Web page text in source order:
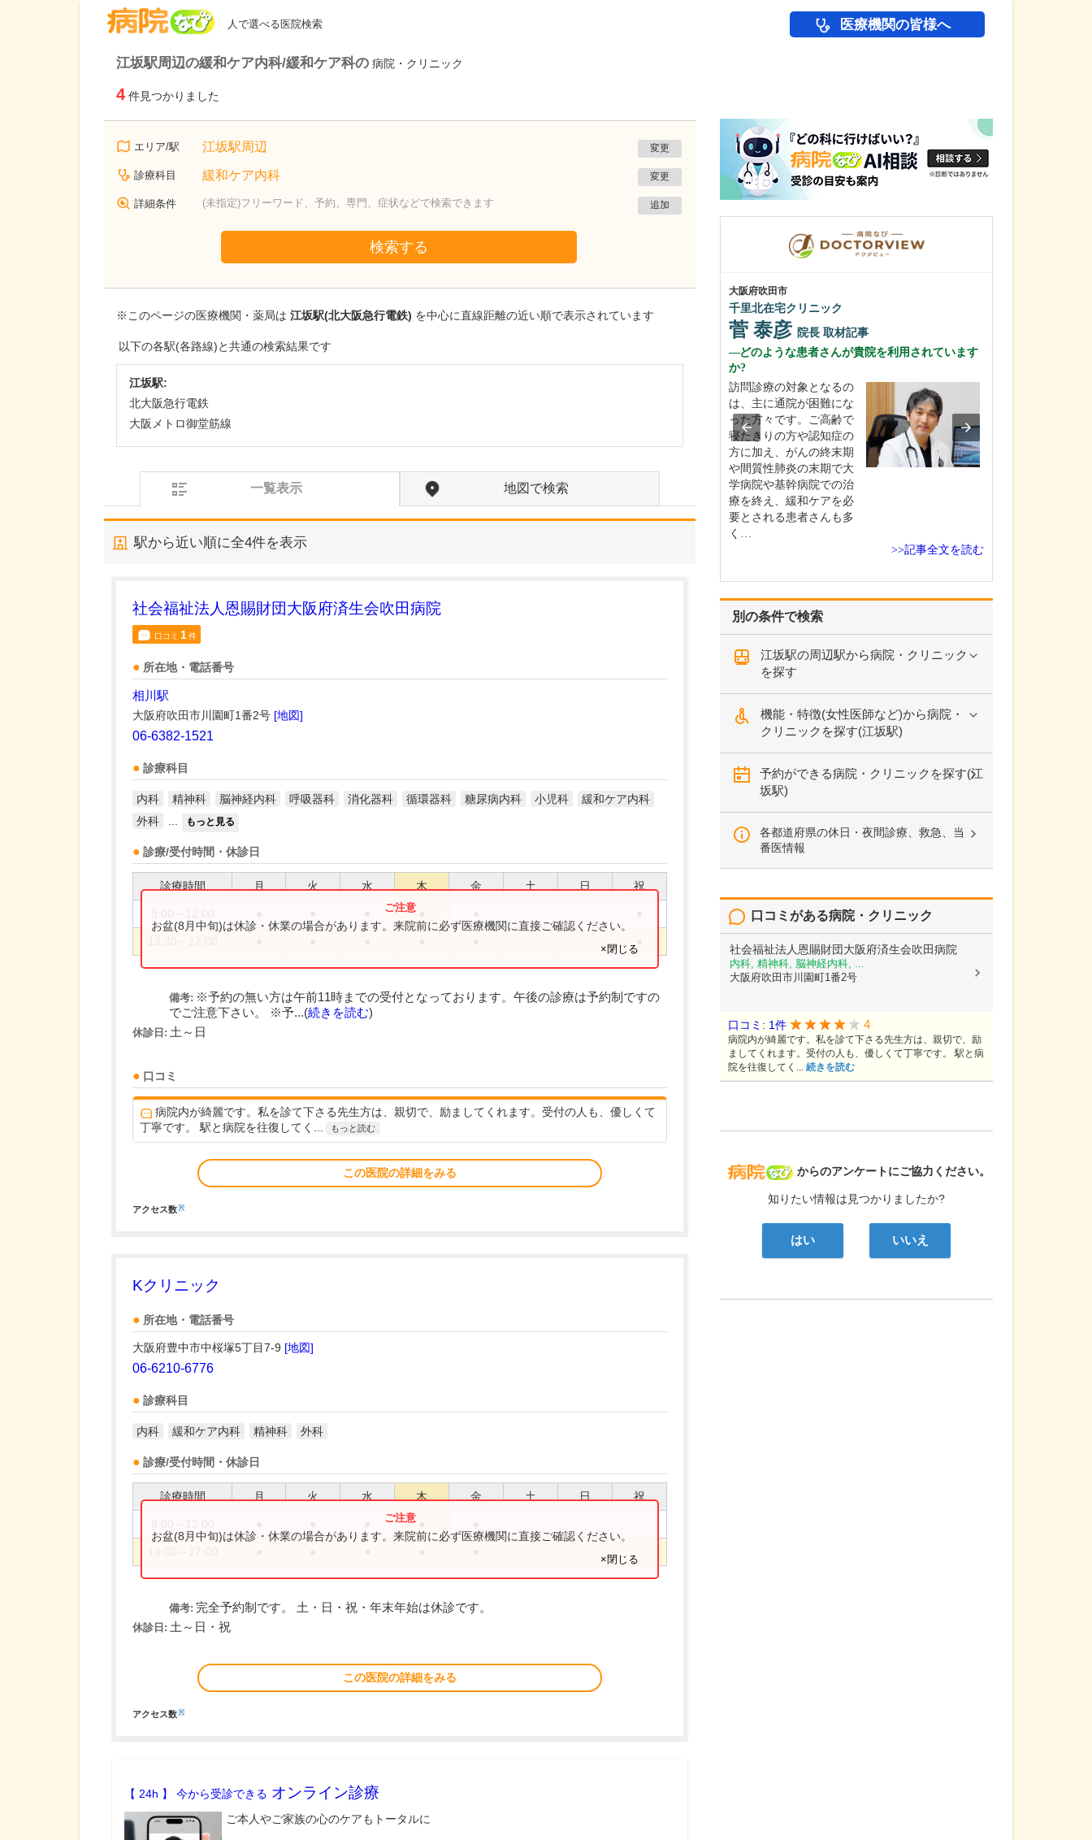
人で選べる医院検索 医療機関の皆様へ
江坂駅周辺の緩和ケア内科/緩和ケア科の 病院・クリニック
4 件見つかりました
エリア/駅 江坂駅周辺 変更
診療科目 緩和ケア内科 変更
詳細条件 (未指定)フリーワード、予約、専門、症状などで検索できます 追加
検索する
※このページの医療機関・薬局は 江坂駅(北大阪急行電鉄) を中心に直線距離の近い順で表示されています
以下の各駅(各路線)と共通の検索結果です
江坂駅:
北大阪急行電鉄
大阪メトロ御堂筋線
一覧表示 地図で検索
駅から近い順に全4件を表示
社会福祉法人恩賜財団大阪府済生会吹田病院
口コミ 1件
所在地・電話番号
相川駅
大阪府吹田市川園町1番2号 [地図]
06-6382-1521
診療科目
内科 精神科 脳神経内科 呼吸器科 消化器科 循環器科 糖尿病内科 小児科
緩和ケア内科
外科
もっと見る
診療/受付時間・休診日
診療時間 月 火 水 木 金 土 日 祝
お盆(8月中旬)は休診・休業の場合があります。来院前に必ず医療機関に直接ご確認ください。
×閉じる
備考: ※予約の無い方は午前11時までの受付となっております。午後の診療は予約制ですの
でご注意下さい。 ※予...(続きを読む)
休診日: 土～日
口コミ
病院内が綺麗です。私を診て下さる先生方は、親切で、励ましてくれます。受付の人も、優しくて
丁寧です。 駅と病院を往復してく...
もっと読む
この医院の詳細をみる
アクセス数※
Kクリニック
所在地・電話番号
大阪府豊中市中桜塚5丁目7-9 [地図]
06-6210-6776
診療科目
内科 緩和ケア内科 精神科 外科
診療/受付時間・休診日
診療時間 月 火 水 木 金 土 日 祝
お盆(8月中旬)は休診・休業の場合があります。来院前に必ず医療機関に直接ご確認ください。
×閉じる
備考: 完全予約制です。 土・日・祝・年末年始は休診です。
休診日: 土～日・祝
この医院の詳細をみる
アクセス数※
【 24h 】 今から受診できる オンライン診療
ご本人やご家族の心のケアもトータルに
別の条件で検索
江坂駅の周辺駅から病院・クリニック
を探す
機能・特徴(女性医師など)から病院・
クリニックを探す(江坂駅)
予約ができる病院・クリニックを探す(江
坂駅)
各都道府県の休日・夜間診療、救急、当
番医情報
病院なび
からのアンケートにご協力ください。
知りたい情報は見つかりましたか?
はい いいえ
口コミがある病院・クリニック
社会福祉法人恩賜財団大阪府済生会吹田病院
内科, 精神科, 脳神経内科, ...
大阪府吹田市川園町1番2号
口コミ: 1件 4
病院内が綺麗です。私を診て下さる先生方は、親切で、励
ましてくれます。受付の人も、優しくて丁寧です。 駅と病
院を往復してく... 続きを読む
大阪府吹田市
千里北在宅クリニック
菅 泰彦 院長 取材記事
どのような患者さんが貴院を利用されています
か?
訪問診療の対象となるの
は、主に通院が困難にな
った方々です。ご高齢で
寝たきりの方や認知症の
方に加え、がんの終末期
や間質性肺炎の末期で大
学病院や基幹病院での治
療を終え、緩和ケアを必
要とされる患者さんも多
く…
>>記事全文を読む
東京都世田谷区
いなみ内科クリニック
さい。
(笑)。 父は、診療以外の
場面でも地元の方から気
と、地域の方たちに慕…